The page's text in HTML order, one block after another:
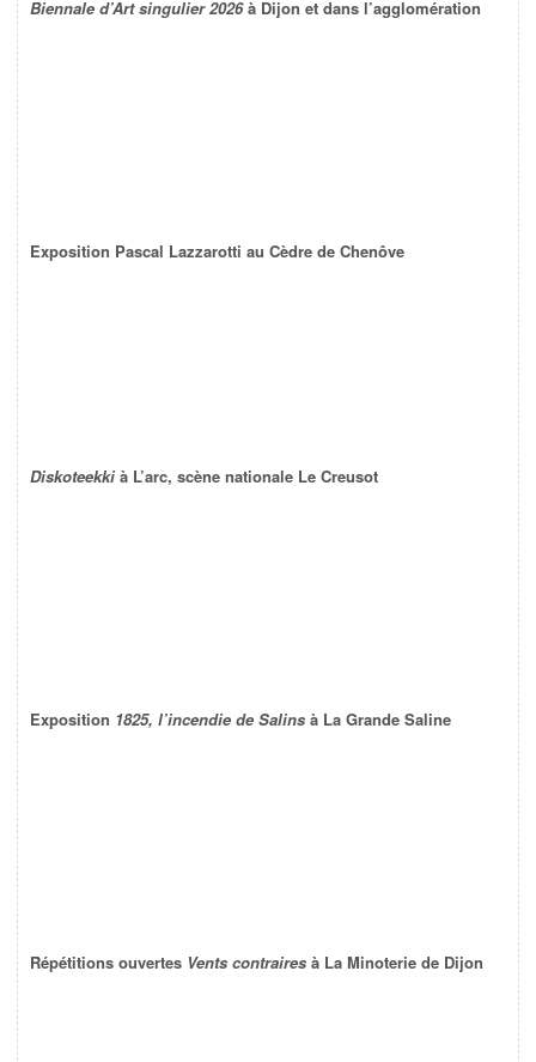
Biennale d’Art singulier 2026à Dijon et dans l’agglomération
Exposition Pascal Lazzarotti au Cèdre de Chenôve
Diskoteekki à L’arc, scène nationale Le Creusot
Exposition 1825, l’incendie de Salins à La Grande Saline
Répétitions ouvertes Vents contraires à La Minoterie de Dijon